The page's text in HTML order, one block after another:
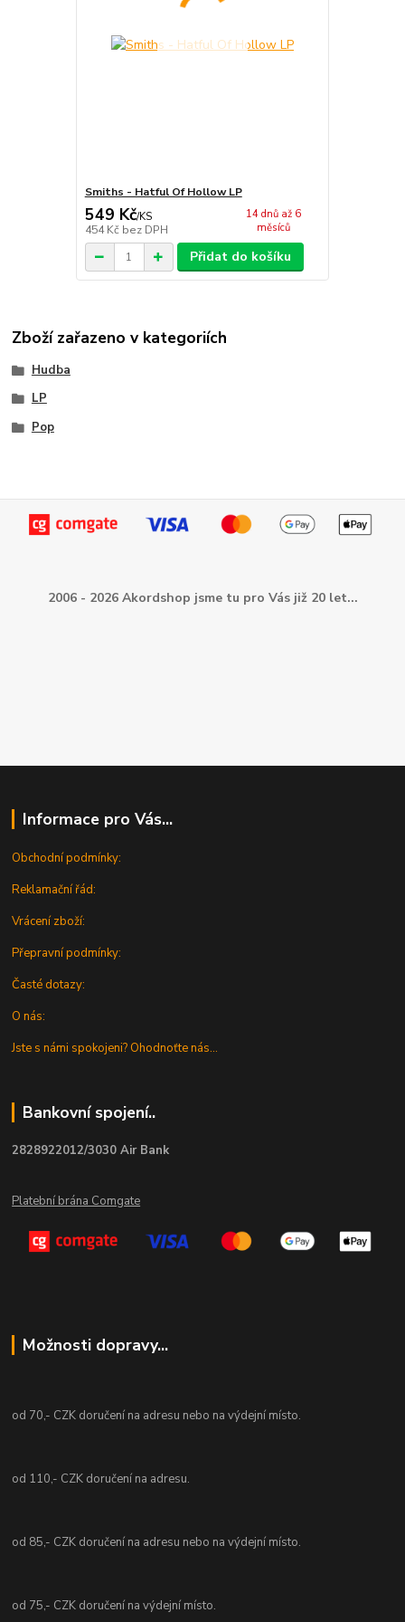
Smiths - Hatful Of Hollow LP
549 Kč/KS
454 Kč bez DPH
14 dnů až 6
měsíců
Přidat do košíku
Zboží zařazeno v kategoriích
Hudba
LP
Pop
2006 - 2026 Akordshop jsme tu pro Vás již 20 let...
Informace pro Vás...
Obchodní podmínky:
Reklamační řád:
Vrácení zboží:
Přepravní podmínky:
Časté dotazy:
O nás:
Jste s námi spokojeni? Ohodnoťte nás...
Bankovní spojení..
2828922012/3030 Air Bank
Platební brána Comgate
Možnosti dopravy...
od 70,- CZK doručení na adresu nebo na výdejní místo.
od 110,- CZK doručení na adresu.
od 85,- CZK doručení na adresu nebo na výdejní místo.
od 75,- CZK doručení na výdejní místo.